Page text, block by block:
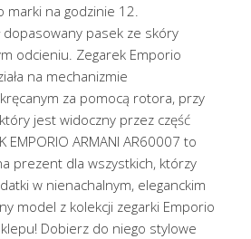
marki na godzinie 12.
dopasowany pasek ze skóry
odcieniu. Zegarek Emporio
na mechanizmie
za pomocą rotora, przy
jest widoczny przez część
EMPORIO ARMANI AR60007 to
prezent dla wszystkich, którzy
w nienachalnym, eleganckim
model z kolekcji zegarki Emporio
Dobierz do niego stylowe